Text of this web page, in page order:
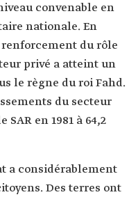
convenable en
nationale. En
renforcement du rôle
privé a atteint un
le règne du roi Fahd.
du secteur
en 1981 à 64,2
a considérablement
Des terres ont